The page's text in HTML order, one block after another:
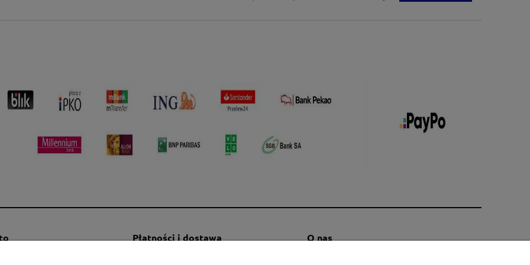
Płatności i dostawa O nas